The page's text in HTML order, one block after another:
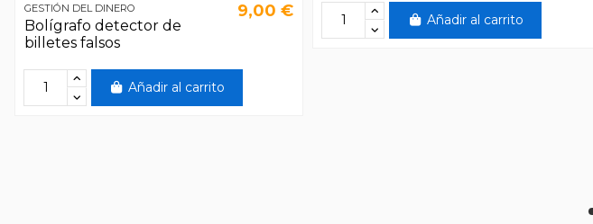
GESTIÓN DEL DINERO
Bolígrafo detector de
billetes falsos
9,00 €
Añadir al carrito
Añadir al carrito